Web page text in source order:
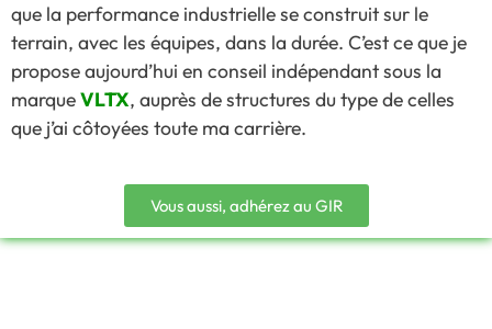
que la performance industrielle se construit sur le
terrain, avec les équipes, dans la durée. C’est ce que je
propose aujourd’hui en conseil indépendant sous la
marqueVLTX, auprès de structures du type de celles
que j’ai côtoyées toute ma carrière.
Vous aussi, adhérez au GIR